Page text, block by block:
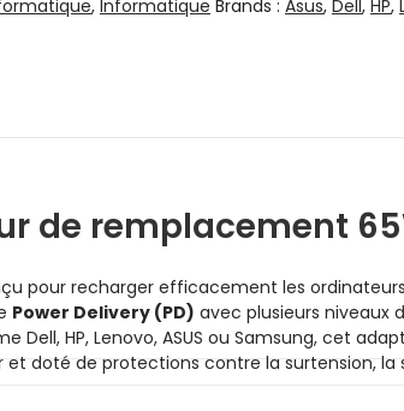
, Informatique Brands : Asus, Dell, HP,
de remplacement
pour recharger efficacement les
Power Delivery (PD) avec plusieurs niveaux
HP, Lenovo, ASUS ou Samsung, cet
doté de protections contre la surtension,